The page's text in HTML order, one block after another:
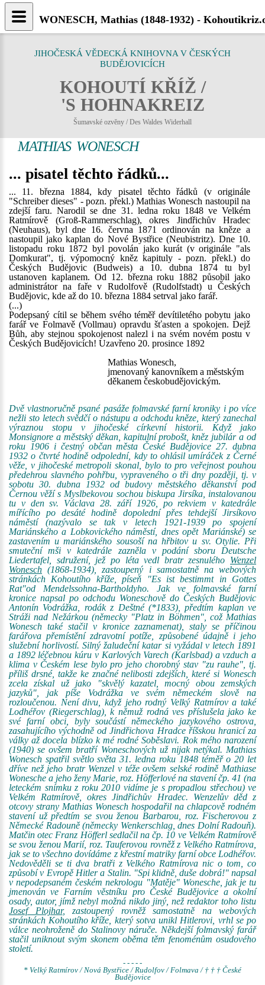
JIHOČESKÁ VĚDECKÁ KNIHOVNA V ČESKÝCH
BUDĚJOVICÍCH
KOHOUTÍ KŘÍŽ /
'S HOHNAKREIZ
Šumavské ozvěny / Des Waldes Widerhall
MATHIAS WONESCH
... pisatel těchto řádků...
... 11. března 1884, kdy pisatel těchto řádků (v originále
"Schreiber dieses" - pozn. překl.) Mathias Wonesch nastoupil na
zdejší faru. Narodil se dne 31. ledna roku 1848 ve Velkém
Ratmírově (Groß-Rammerschlag), okres Jindřichův Hradec
(Neuhaus), byl dne 16. června 1871 ordinován na kněze a
nastoupil jako kaplan do Nové Bystřice (Neubistritz). Dne 10.
listopadu roku 1872 byl povolán jako kurát (v originále "als
Domkurat", tj. výpomocný kněz kapituly - pozn. překl.) do
Českých Budějovic (Budweis) a 10. dubna 1874 tu byl
ustanoven kaplanem. Od 12. března roku 1882 působil jako
administrátor na faře v Rudolfově (Rudolfstadt) u Českých
Budějovic, kde až do 10. března 1884 setrval jako farář.
(...)
Podepsaný cítil se během svého téměř devítiletého pobytu jako
farář ve Folmavě (Vollmau) opravdu šťasten a spokojen. Dejž
Bůh, aby stejnou spokojenost nalezl i na svém novém postu v
Českých Budějovicích! Uzavřeno 20. prosince 1892
Mathias Wonesch,
jmenovaný kanovníkem a městským
děkanem českobudějovickým.
Dvě vlastnoručně psané pasáže folmavské farní kroniky i po více
nežli sto letech svědčí o nástupu a odchodu kněze, který zanechal
výraznou stopu v jihočeské církevní historii. Když jako
Monsignore a městský děkan, kapitulní probošt, kněz jubilár a od
roku 1906 i čestný občan města České Budějovice 27. dubna
1932 o čtvrté hodině odpolední, kdy to ohlásil umíráček z Černé
věže, v jihočeské metropoli skonal, bylo to pro veřejnost pouhou
předehrou slavného pohřbu, vypraveného o tři dny později, tj. v
sobotu 30. dubna 1932 od budovy městského děkanství pod
Černou věží s Myslbekovou sochou biskupa Jirsíka, instalovanou
tu v den sv. Václava 28. září 1926, po rekviem v katedrále
mířícího po desáté hodině dopolední přes tehdejší Jirsíkovo
náměstí (nazývalo se tak v letech 1921-1939 po spojení
Mariánského a Lobkovického náměstí, dnes opět Mariánské) se
zastavením u mariánského sousoší na hřbitov u sv. Otylie. Při
smuteční mši v katedrále zazněla v podání sboru Deutsche
Liedertafel, sdružení, jež po léta vedl bratr zesnulého Wenzel
Wonesch (1868-1934), zastoupený i samostatně na webových
stránkách Kohoutího kříže, píseň "Es ist bestimmt in Gottes
Rat"od Mendelssohna-Bartholdyho. Jak ve folmavské farní
kronice napsal po odchodu Woneschově do Českých Budějovic
Antonín Vodrážka, rodák z Deštné (*1833), předtím kaplan ve
Stráži nad Nežárkou (německy "Platz in Böhmen", což Mathias
Wonesch také stačil v kronice zaznamenat), staly se příčinou
farářova přemístění zdravotní potíže, způsobené údajně i jeho
služební horlivostí. Silný žaludeční katar si vyžádal v letech 1891
a 1892 léčebnou kúru v Karlových Varech (Karlsbad) a vzduch a
klima v Českém lese bylo pro jeho chorobný stav "zu rauhe", tj.
příliš drsné, takže ke značné nelibosti zdejších, které si Wonesch
zcela získal už jako "skvělý kazatel, mocný obou zemských
jazyků", jak píše Vodrážka ve svém německém slově na
rozloučenou. Není divu, když jeho rodný Velký Ratmírov a také
Lodhéřov (Riegerschlag), k němuž rodná ves příslušela jako ke
své farní obci, byly součástí německého jazykového ostrova,
zasahujícího východně od Jindřichova Hradce říšskou hranicí za
války až docela blízko k mé rodné Soběslavi. Rok mého narození
(1940) se ovšem bratří Woneschových už nijak netýkal. Mathias
Wonesch spatřil světlo světa 31. ledna roku 1848 téměř o 20 let
dříve než jeho bratr Wenzel v téže ovšem selské rodině Mathiase
Wonesche a jeho ženy Marie, roz. Höfferlové na stavení čp. 41 (na
leteckém snímku z roku 2010 vidíme je s propadlou střechou) ve
Velkém Ratmírově, okres Jindřichův Hradec. Wenzelův děd z
otcovy strany Mathias Wonesch hospodařil na chlapcově rodném
stavení už předtím se svou ženou Barbarou, roz. Fischerovou z
Německé Radouně (německy Wenkerschlag, dnes Dolní Radouň).
Matčin otec Franz Höfferl sedlačil na čp. 10 ve Velkém Ratmírově
se svou ženou Marií, roz. Tauferovou rovněž z Velkého Ratmírova,
jak se to všechno dovídáme z křestní matriky farní obce Lodhéřov.
Nedověděli se ti dva bratři z Velkého Ratmírova nic o tom, co
způsobí v Evropě Hitler a Stalin. "Spi klidně, duše dobrá!" napsal
v nepodepsaném českém nekrologu "Matěje" Wonesche, jak je tu
jmenován ve Farním věstníku pro České Budějovice a okolní
osady, autor, jímž nebyl možná nikdo jiný, než redaktor toho listu
Josef Plojhar, zastoupený rovněž samostatně na webových
stránkách Kohoutího kříže, který sotva unikl Hitlerovi, vrhl se po
válce neohroženě do Stalinovy náruče. Někdejší folmavský farář
stačil uniknout svým skonem oběma těm fenoménům osudového
století.
- - - - -
* Velký Ratmírov / Nová Bystřice / Rudolfov / Folmava / † † † České
Budějovice
WONESCH, Mathias (1848-1932) -